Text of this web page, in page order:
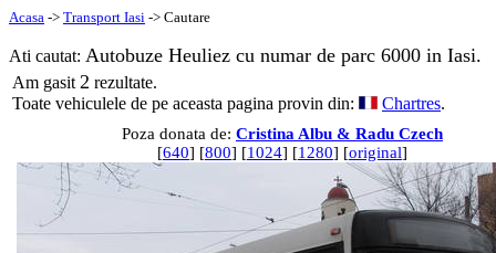
Acasa -> Transport Iasi -> Cautare
Ati cautat: Autobuze Heuliez cu numar de parc 6000 in Iasi.
Am gasit 2 rezultate.
Toate vehiculele de pe aceasta pagina provin din:
Chartres.
Poza donata de: Cristina Albu & Radu Czech
[640] [800] [1024] [1280] [original]